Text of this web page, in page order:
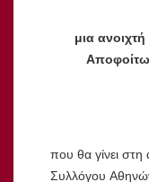
μια
που θα γίνει
Συλλόγου